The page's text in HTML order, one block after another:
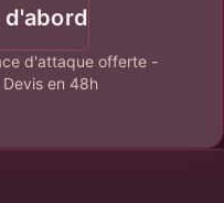
d'abord
d'attaque offerte -
en 48h